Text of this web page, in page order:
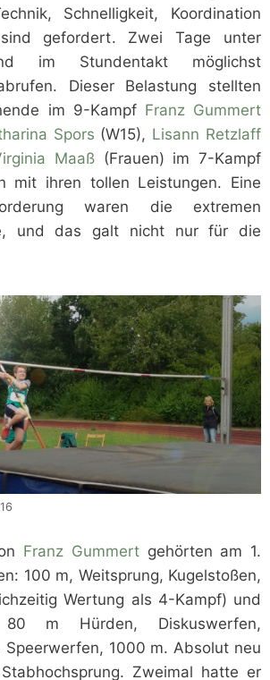
Schnelligkeit, Koordination
gefordert. Zwei Tage unter
im Stundentakt möglichst
Dieser Belastung stellten
im 9-Kampf Franz Gummert
Spors (W15), Lisann Retzlaff
Maaß(Frauen) im 7-Kampf
mit ihren tollen Leistungen. Eine
waren die extremen
und das galt nicht nur für die
Franz Gummertgehörten am 1.
100 m, Weitsprung, Kugelstoßen,
Wertung als 4-Kampf) und
m Hürden, Diskuswerfen,
Speerwerfen, 1000 m. Absolut neu
Zweimal hatte er